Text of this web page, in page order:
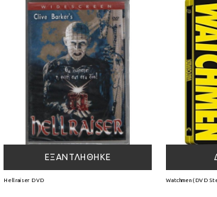
ΕΞΑΝΤΛΉΘΗΚΕ
Hellraiser DVD Watchmen (DVD